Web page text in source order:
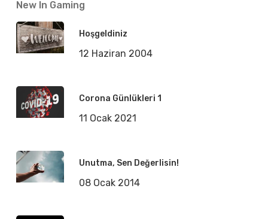
New In Gaming
Hoşgeldiniz
12 Haziran 2004
Corona Günlükleri 1
11 Ocak 2021
Unutma, Sen Değerlisin!
08 Ocak 2014